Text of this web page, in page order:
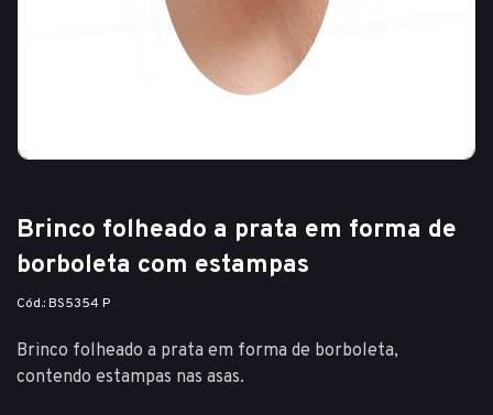
Brinco folheado a prata em forma de
borboleta com estampas
Cód.: BS5354 P
Brinco folheado a prata em forma de borboleta,
contendo estampas nas asas.